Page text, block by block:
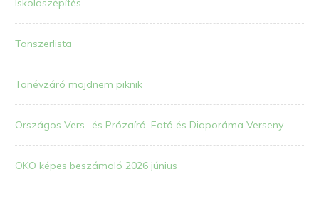
Iskolaszépítés
Tanszerlista
Tanévzáró majdnem piknik
Országos Vers- és Prózaíró, Fotó és Diaporáma Verseny
ÖKO képes beszámoló 2026 június